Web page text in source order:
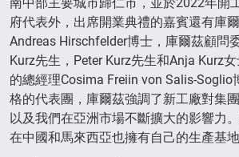
南中部主要城市歸仁市，並於2022年開
府代表外，出席開業典禮的嘉賓還有庫
Andreas Hirschfelder博士，庫爾茲顧問
Kurz先生，Peter Kurz先生和Anja Kurz
的總經理Cosima Freiin von Salis-Soglio
格的代表團，庫爾茲強調了新工廠對集
以及我們在亞洲市場不斷擴大的影響力
在中國和馬來西亞也擁有自己的生產基地